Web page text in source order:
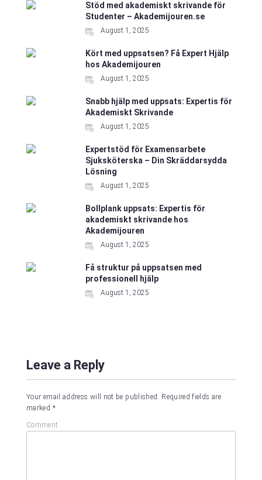
Stöd med akademiskt skrivande för
Studenter – Akademijouren.se
August 1, 2025
Kört med uppsatsen? Få Expert Hjälp
hos Akademijouren
August 1, 2025
Snabb hjälp med uppsats: Expertis för
Akademiskt Skrivande
August 1, 2025
Expertstöd för Examensarbete
Sjuksköterska – Din Skräddarsydda
Lösning
August 1, 2025
Bollplank uppsats: Expertis för
akademiskt skrivande hos
Akademijouren
August 1, 2025
Få struktur på uppsatsen med
professionell hjälp
August 1, 2025
Leave a Reply
Your email address will not be published. Required fields are
marked *
Comment